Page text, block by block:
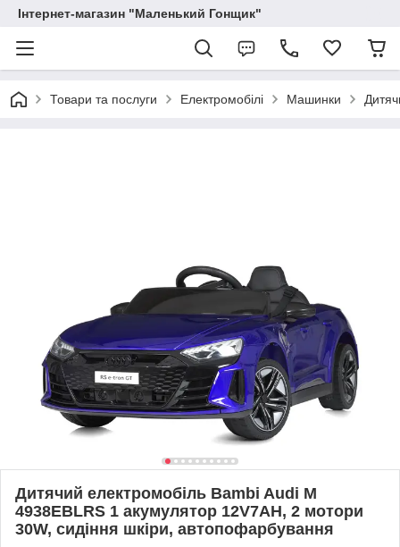
Інтернет-магазин "Маленький Гонщик"
Товари та послуги Електромобілі Машинки
Дитячий електромобіль Bambi Audi M
4938EBLRS 1 акумулятор 12V7AH, 2 мотори
30W, сидіння шкіри, автопофарбування